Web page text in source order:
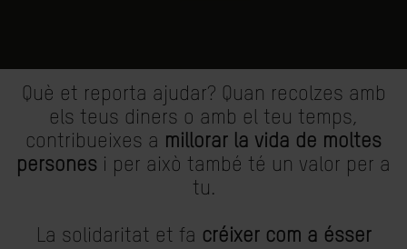
Què et reporta ajudar? Quan recolzes amb
els teus diners o amb el teu temps,
contribueixes a millorar la vida de moltes
persones i per això també té un valor per a
tu.
La solidaritat et fa créixer com a ésser